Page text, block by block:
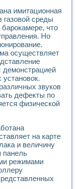
обмена по
адиабатического
переходных
результатов
измерений с
Назначение. Состав.
INSTRUMENTS
и корреляционный
принципа действия
учебных
LabVIEW
для исследования
лабораторный
одномерных
INSTRUMENTS в
полигармонической
принципа действия
имитационная
газовой среды
что
Но
осуществляет
демонстрацией
звуков
дефекты по
физической
на карте
и величину
панель
режимами